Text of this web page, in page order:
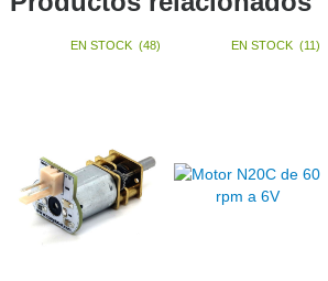
EN STOCK(48) EN STOCK (11)